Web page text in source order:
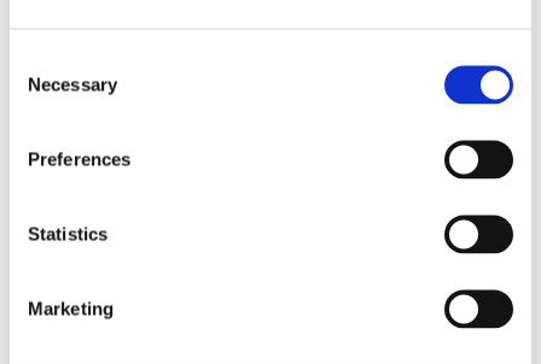
Selection
Necessary
Preferences
Statistics
Marketing